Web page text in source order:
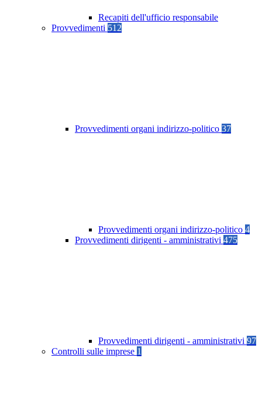
Recapiti dell'ufficio responsabile
Provvedimenti 512
Provvedimenti organi indirizzo-politico 37
Provvedimenti organi indirizzo-politico 4
Provvedimenti dirigenti - amministrativi 475
Provvedimenti dirigenti - amministrativi 97
Controlli sulle imprese 1